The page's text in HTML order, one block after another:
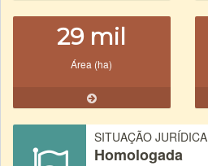
29 mil
Área (ha)
SITUAÇÃO JURÍDICA
Homologada